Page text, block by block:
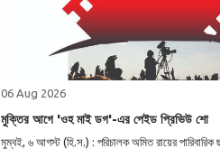
06 Aug 2026
মুক্তির আগে 'ওহ মাই ডগ'-এর পেইড প্রিভিউ শো
মুম্বই, ৬ আগস্ট (হি.স.) : পরিচালক অমিত রায়ের পারিবারিক ছবি ''ওহ মাই ডগ''-এর